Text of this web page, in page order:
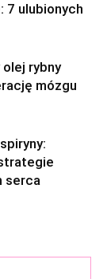
7 ulubionych
rybny
mózgu
serca